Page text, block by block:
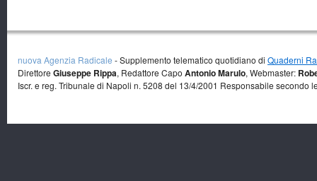
nuova Agenzia Radicale - Supplemento telematico quotidiano di Quaderni
Direttore Giuseppe Rippa, Redattore Capo Antonio Marulo, Webmaster:
Iscr. e reg. Tribunale di Napoli n. 5208 del 13/4/2001 Responsabile secondo